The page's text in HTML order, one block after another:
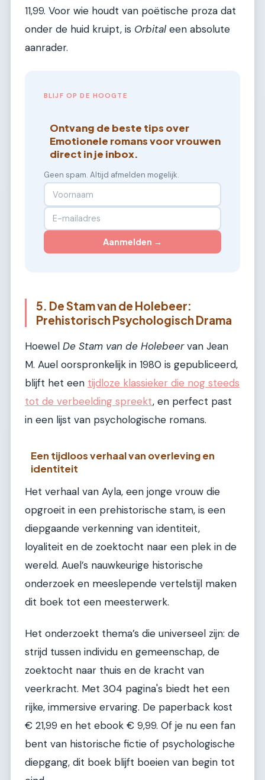
11,99. Voor wie houdt van poëtische proza dat
onder de huid kruipt, is Orbital een absolute
aanrader.
BLIJF OP DE HOOGTE
Ontvang de beste tips over
Emotionele romans voor vrouwen
direct in je inbox.
Geen spam. Altijd afmelden mogelijk.
Aanmelden →
5. De Stam van de Holebeer:
Prehistorisch Psychologisch Drama
Hoewel De Stam van de Holebeervan Jean
M. Auel oorspronkelijk in 1980 is gepubliceerd,
blijft het een tijdloze klassieker die nog steeds
tot de verbeelding spreekt, en perfect past
in een lijst van psychologische romans.
Een tijdloos verhaal van overleving en
identiteit
Het verhaal van Ayla, een jonge vrouw die
opgroeit in een prehistorische stam, is een
diepgaande verkenning van identiteit,
loyaliteit en de zoektocht naar een plek in de
wereld. Auel’s nauwkeurige historische
onderzoek en meeslepende vertelstijl maken
dit boek tot een meesterwerk.
Het onderzoekt thema’s die universeel zijn: de
strijd tussen individu en gemeenschap, de
zoektocht naar thuis en de kracht van
veerkracht. Met 304 pagina's biedt het een
rijke, immersive ervaring. De paperback kost
€ 21,99 en het ebook € 9,99. Of je nu een fan
bent van historische fictie of psychologische
diepgang, dit boek blijft boeien van begin tot